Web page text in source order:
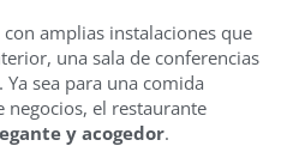
amplias instalaciones que
una sala de conferencias
sea para una comida
el restaurante
y acogedor.